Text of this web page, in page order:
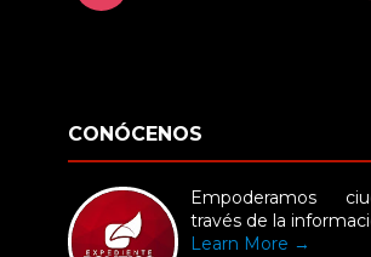
CONÓCENOS
Empoderamos
través de la
Learn More →